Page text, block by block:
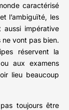
caractérisé
l’ambiguïté, les
aussi impérative
ne vont pas bien.
réservent la
aux examens
lieu beaucoup
toujours être